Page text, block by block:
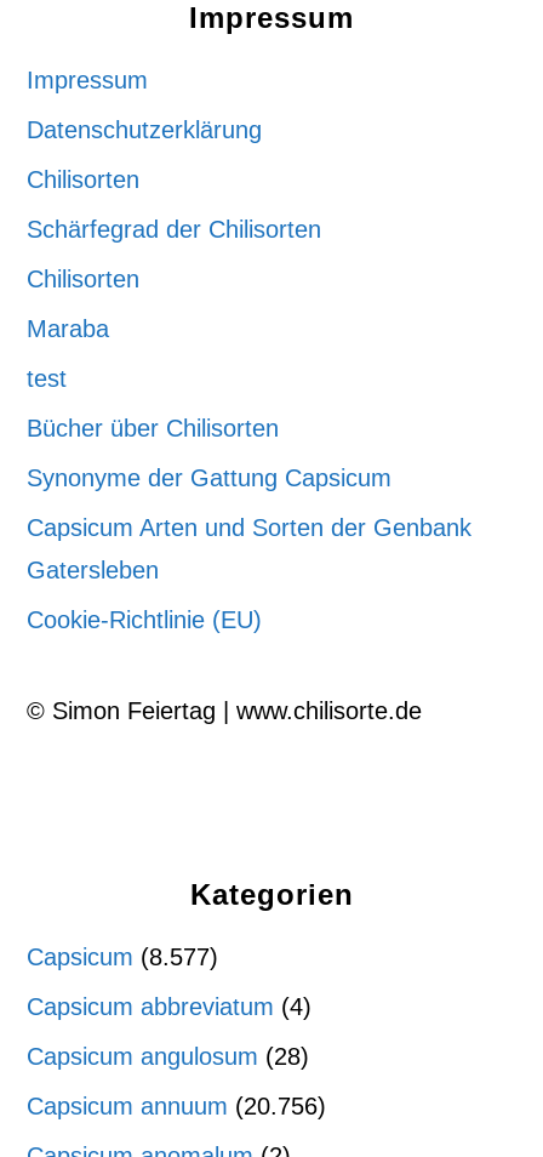
Impressum
Impressum
Datenschutzerklärung
Chilisorten
Schärfegrad der Chilisorten
Chilisorten
Maraba
test
Bücher über Chilisorten
Synonyme der Gattung Capsicum
Capsicum Arten und Sorten der Genbank
Gatersleben
Cookie-Richtlinie (EU)
© Simon Feiertag | www.chilisorte.de
Kategorien
Capsicum (8.577)
Capsicum abbreviatum (4)
Capsicum angulosum (28)
Capsicum annuum (20.756)